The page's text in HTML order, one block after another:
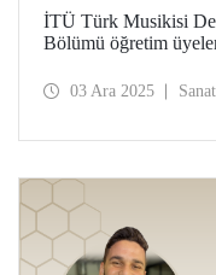
İTÜ Türk Musikisi
Bölümü öğretim
Selahattin İçli’nin
03 Ara 2025 Sanat